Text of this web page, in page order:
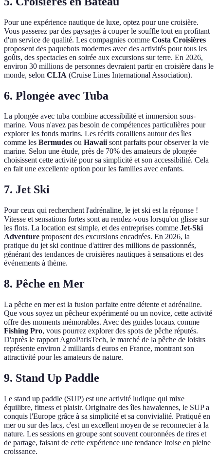
Pour une expérience nautique de luxe, optez pour une croisière.
Vous passerez par des paysages à couper le souffle tout en profitant
d'un service de qualité. Les compagnies comme Costa Croisières
proposent des paquebots modernes avec des activités pour tous les
goûts, des spectacles en soirée aux excursions sur terre. En 2026,
environ 30 millions de personnes devraient partir en croisière dans le
monde, selon CLIA (Cruise Lines International Association).
6. Plongée avec Tuba
La plongée avec tuba combine accessibilité et immersion sous-
marine. Vous n'avez pas besoin de compétences particulières pour
explorer les fonds marins. Les récifs coralliens autour des îles
comme les Bermudes ou Hawaiisont parfaits pour observer la vie
marine. Selon une étude, près de 70% des amateurs de plongée
choisissent cette activité pour sa simplicité et son accessibilité. Cela
en fait une excellente option pour les familles avec enfants.
7. Jet Ski
Pour ceux qui recherchent l'adrénaline, le jet ski est la réponse !
Vitesse et sensations fortes sont au rendez-vous lorsqu'on glisse sur
les flots. La location est simple, et des entreprises comme Jet-Ski
Adventure proposent des excursions encadrées. En 2026, la
pratique du jet ski continue d'attirer des millions de passionnés,
générant des tendances de croisières nautiques à sensations et des
événements à thème.
8. Pêche en Mer
La pêche en mer est la fusion parfaite entre détente et adrénaline.
Que vous soyez un pêcheur expérimenté ou un novice, cette activité
offre des moments mémorables. Avec des guides locaux comme
Fishing Pro, vous pourrez explorer des spots de pêche réputés.
D'après le rapport AgroParisTech, le marché de la pêche de loisirs
représente environ 2 milliards d'euros en France, montrant son
attractivité pour les amateurs de nature.
9. Stand Up Paddle
Le stand up paddle (SUP) est une activité ludique qui mixe
équilibre, fitness et plaisir. Originaire des îles hawaïennes, le SUP a
conquis l'Europe grâce à sa simplicité et sa convivialité. Pratiqué en
mer ou sur des lacs, c'est un excellent moyen de se reconnecter à la
nature. Les sessions en groupe sont souvent couronnées de rires et
de partage, faisant de cette expérience une tendance Iroise en pleine
croissance.